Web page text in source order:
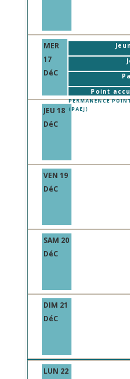
MER
17
DéC
Point
PERMANENCE
(PAEJ)
JEU 18
DéC
VEN 19
DéC
SAM 20
DéC
DIM 21
DéC
LUN 22